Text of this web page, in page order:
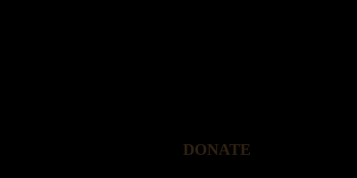
DONATE